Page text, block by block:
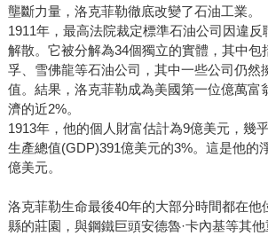
壟斷力量，洛克菲勒徹底改變了石油工業。
1911年，最高法院裁定標準石油公司因違
解散。它被分解為34個獨立的實體，其中包
孚、雪佛龍等石油公司，其中一些公司仍然
值。結果，洛克菲勒成為美國第一位億萬富
濟的近2%。
1913年，他的個人財富估計為9億美元，幾
生產總值(GDP)391億美元的3%。這是他的
億美元。
洛克菲勒生命最後40年的大部分時間都在他
縣的莊園，與鋼鐵巨頭安德魯·卡內基等其